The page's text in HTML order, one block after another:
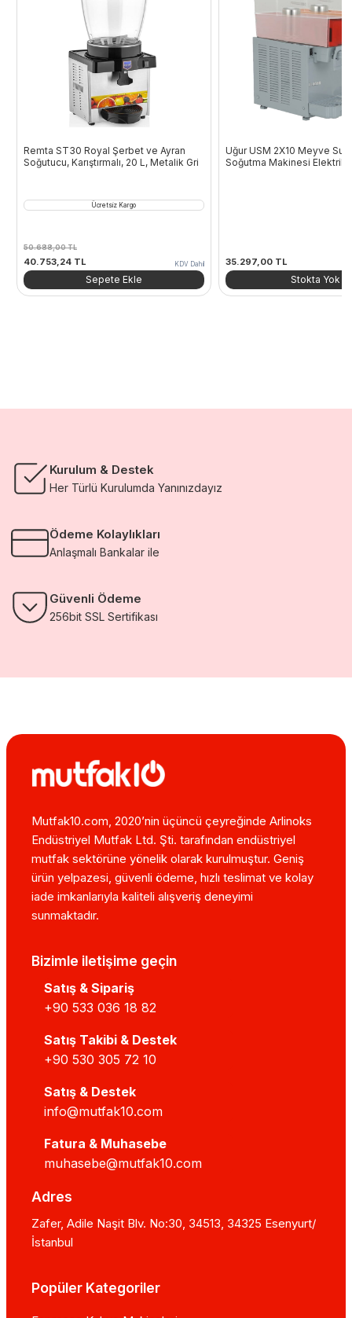
Remta ST30 Royal Şerbet ve Ayran
Soğutucu, Karıştırmalı, 20 L, Metalik Gri
Ücretsiz Kargo
50.688,00TL
Orijinal
fiyat:
50.688,00 TL.
40.753,24 TLŞu
andaki
fiyat:
KDV Dahil
Sepete Ekle
Uğur USM 2X10 Meyve
Soğutma Makinesi Elektrikli
35.297,00 TL
Stokta Yok
Kurulum & Destek
Her Türlü Kurulumda Yanınızdayız
Ödeme Kolaylıkları
Anlaşmalı Bankalar ile
Güvenli Ödeme
256bit SSL Sertifikası
Mutfak10.com, 2020’nin üçüncü çeyreğinde Arlinoks
Endüstriyel Mutfak Ltd. Şti. tarafından endüstriyel
mutfak sektörüne yönelik olarak kurulmuştur. Geniş
ürün yelpazesi, güvenli ödeme, hızlı teslimat ve kolay
iade imkanlarıyla kaliteli alışveriş deneyimi
sunmaktadır.
Bizimle iletişime geçin
Satış & Sipariş
+90 533 036 18 82
Satış Takibi & Destek
+90 530 305 72 10
Satış & Destek
info@mutfak10.com
Fatura & Muhasebe
muhasebe@mutfak10.com
Adres
Zafer, Adile Naşit Blv. No:30, 34513, 34325 Esenyurt/
İstanbul
Popüler Kategoriler